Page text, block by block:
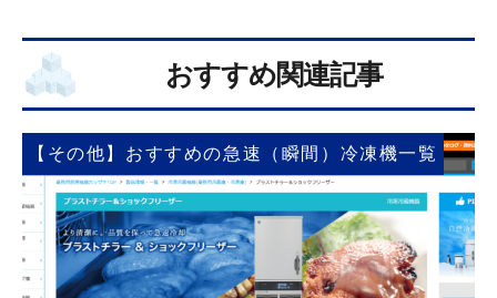
おすすめ関連記事
【その他】おすすめの急速（瞬間）冷凍機一覧